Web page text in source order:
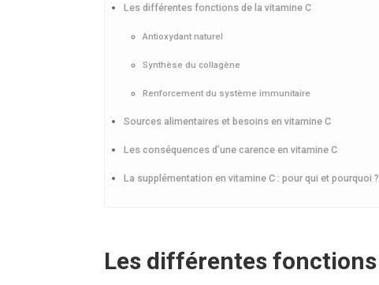
Les différentes fonctions de la vitamine C
Antioxydant naturel
Synthèse du collagène
Renforcement du système immunitaire
Sources alimentaires et besoins en vitamine C
Les conséquences d’une carence en vitamine C
La supplémentation en vitamine C : pour qui et pourquoi ?
Les différentes